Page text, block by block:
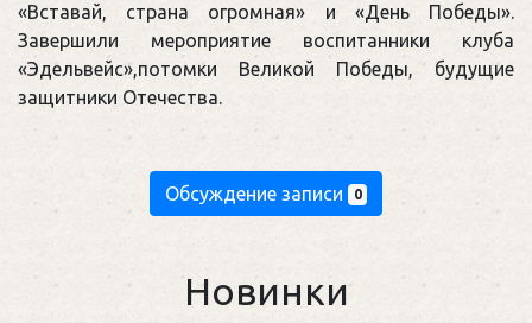
«Вставай, страна огромная» и «День Победы».
Завершили мероприятие воспитанники клуба
«Эдельвейс»,потомки Великой Победы, будущие
защитники Отечества.
Обсуждение записи 0
Новинки